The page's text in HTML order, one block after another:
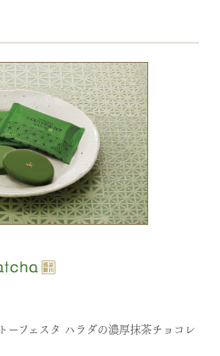
フェスタ ハラダの濃厚抹茶チョコレ